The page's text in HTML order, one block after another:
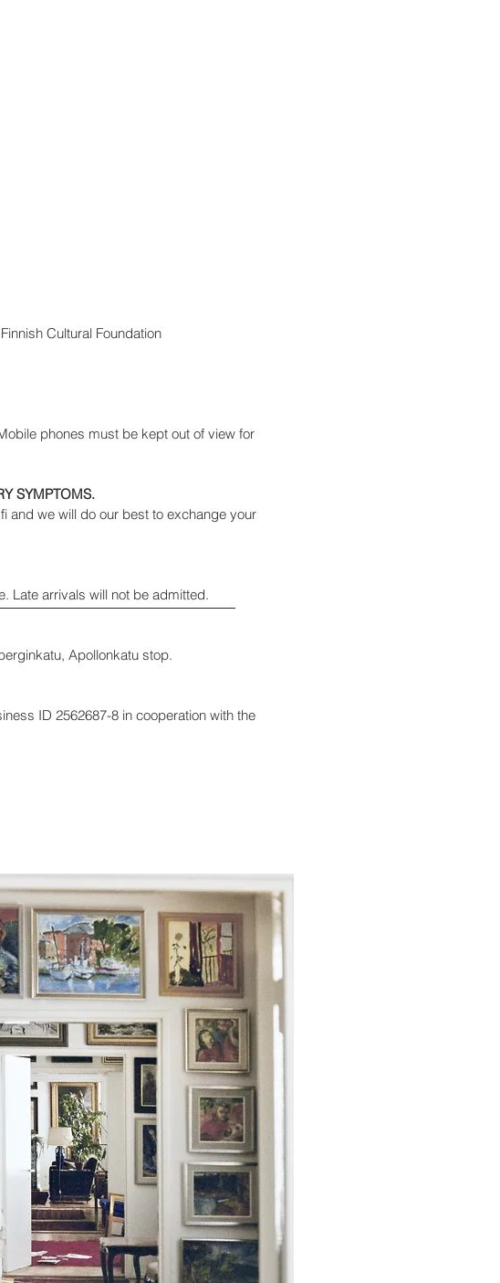
Cultural Foundation
phones must be kept out of view for
SYMPTOMS.
and we will do our best to exchange your
Late arrivals will not be admitted.
Apollonkatu stop.
ID 2562687-8 in cooperation with the